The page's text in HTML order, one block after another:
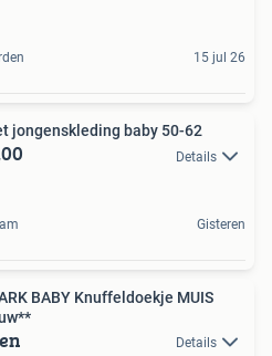
15 jul 26
jongenskleding baby 50-62
Details
Gisteren
BABY Knuffeldoekje MUIS
Details